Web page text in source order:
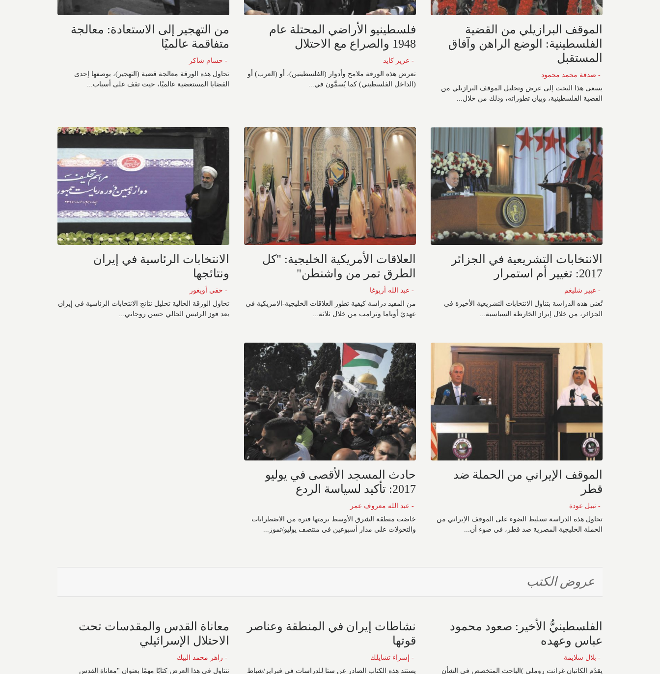
الموقف البرازيلي من القضية
الفلسطينية: الوضع الراهن وآفاق
المستقبل
- صدفة محمد محمود
يسعى هذا البحث إلى عرض وتحليل الموقف البرازيلي من
القضية الفلسطينية، وبيان تطوراته، وذلك من خلال...
فلسطينيو الأراضي المحتلة عام
1948 والصراع مع الاحتلال
- عزيز كايد
تعرض هذه الورقة ملامح وأدوار (الفلسطينين)، أو (العرب) أو
(الداخل الفلسطيني) كما يُسمَّون في...
من التهجير إلى الاستعادة: معالجة
متفاقمة عالميًا
- حسام شاكر
تحاول هذه الورقة معالجة قضية (التهجير)، بوصفها إحدى
القضايا المستعضية عالميًا، حيث تقف على أسباب...
الانتخابات التشريعية في الجزائر
2017: تغيير أم استمرار
- عبير شليغم
تُعنى هذه الدراسة بتناول الانتخابات التشريعية الأخيرة في
الجزائر، من خلال إبراز الخارطة السياسية...
العلاقات الأمريكية الخليجية: "كل
الطرق تمر من واشنطن"
- عبد الله أربوغا
من المفيد دراسة كيفية تطور العلاقات الخليجية-الامريكية في
عهديّ أوباما وترامب من خلال ثلاثة...
الانتخابات الرئاسية في إيران
ونتائجها
- حقي أويغور
تحاول الورقة الحالية تحليل نتائج الانتخابات الرئاسية في إيران
بعد فوز الرئيس الحالي حسن روحاني...
الموقف الإيراني من الحملة ضد
قطر
- نبيل عودة
تحاول هذه الدراسة تسليط الضوء على الموقف الإيراني من
الحملة الخليجية المصرية ضد قطر، في ضوء أن...
حادث المسجد الأقصى في يوليو
2017: تأكيد لسياسة الردع
- عبد الله معروف عمر
خاضت منطقة الشرق الأوسط برمتها فترة من الاضطرابات
والتحولات على مدار أسبوعين في منتصف يوليو/تموز...
عروض الكتب
الفلسطينيُّ الأخير: صعود محمود
عباس وعهده
- بلال سلايمة
يقدّم الكاتبان غرانت روملي )الباحث المتخصص في الشأن
نشاطات إيران في المنطقة وعناصر
قوتها
- إسراء تشايلك
يستند هذه الكتاب الصادر عن ستا للدراسات في فبراير/شباط
معاناة القدس والمقدسات تحت
الاحتلال الإسرائيلي
- زاهر محمد البيك
ننتاول في هذا العرض كتابًا مهمًا بعنوان "معاناة القدس